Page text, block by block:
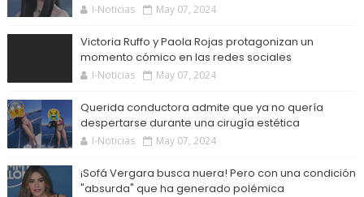
I-Noticias May 07, 2024
Victoria Ruffo y Paola Rojas protagonizan un
momento cómico en las redes sociales
I-Noticias May 07, 2024
Querida conductora admite que ya no quería
despertarse durante una cirugía estética
I-Noticias May 07, 2024
¡Sofá Vergara busca nuera! Pero con una condición
"absurda" que ha generado polémica